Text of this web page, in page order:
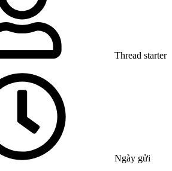
Thread starter
Ngày gửi